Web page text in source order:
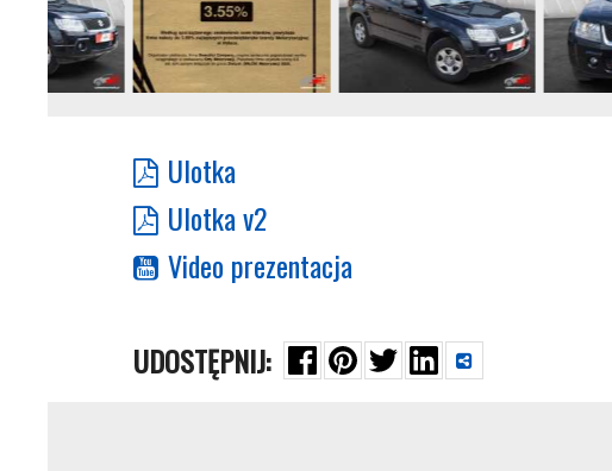
Ulotka
Ulotka v2
Video prezentacja
UDOSTĘPNIJ: